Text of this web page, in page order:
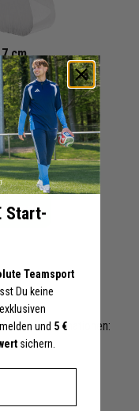
cm
abweichen
Anfrage)
Start-
Teamsport
Du keine
und 5 €
sichern.